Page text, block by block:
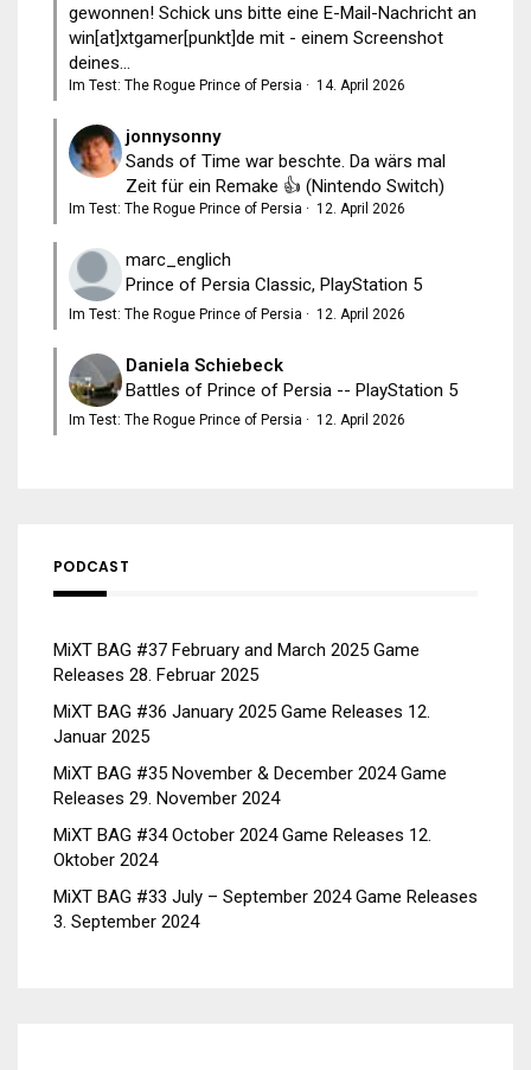
gewonnen! Schick uns bitte eine E-Mail-Nachricht an
win[at]xtgamer[punkt]de mit - einem Screenshot
deines...
Im Test: The Rogue Prince of Persia · 14. April 2026
jonnysonny
Sands of Time war beschte. Da wärs mal
Zeit für ein Remake 👍 (Nintendo Switch)
Im Test: The Rogue Prince of Persia · 12. April 2026
marc_englich
Prince of Persia Classic, PlayStation 5
Im Test: The Rogue Prince of Persia · 12. April 2026
Daniela Schiebeck
Battles of Prince of Persia -- PlayStation 5
Im Test: The Rogue Prince of Persia · 12. April 2026
PODCAST
MiXT BAG #37 February and March 2025 Game
Releases 28. Februar 2025
MiXT BAG #36 January 2025 Game Releases 12.
Januar 2025
MiXT BAG #35 November & December 2024 Game
Releases 29. November 2024
MiXT BAG #34 October 2024 Game Releases 12.
Oktober 2024
MiXT BAG #33 July – September 2024 Game Releases
3. September 2024